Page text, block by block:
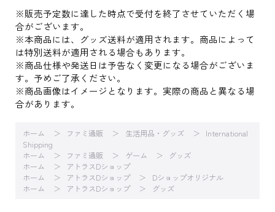
※販売予定数に達した時点で受付を終了させていただく場
合がございます。
※本商品には、グッズ送料が適用されます。商品によって
は特別送料が適用される場合もあります。
※商品仕様や発送日は予告なく変更になる場合がございま
す。予めご了承ください。
※商品画像はイメージとなります。実際の商品と異なる場
合があります。
ホーム ファミ通販 生活用品・グッズ
International
Shipping
ホーム
ファミ通販 ゲーム
グッズ
ホーム
アトラスDショップ
ホーム
アトラスDショップ
Dショップオリジナル
ホーム
アトラスDショップ グッズ